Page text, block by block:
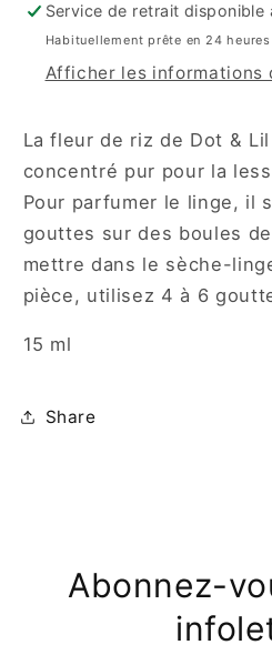
Fleur
de
Riz
Fleur
de
Riz
Service de retrait disponible
Habituellement prête en 24 heures
Afficher les informations
La fleur de riz de Dot &
concentré pur pour la
Pour parfumer le linge, il
gouttes sur des boules
mettre dans le sèche-
pièce, utilisez 4 à 6
15 ml
Share
Abonnez-